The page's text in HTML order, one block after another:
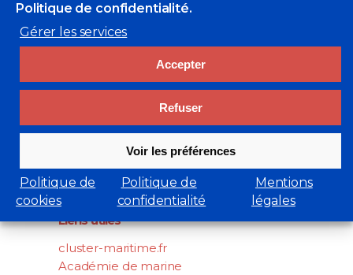
Politique de confidentialité.
Gérer les services
Accepter
Refuser
Voir les préférences
Politique de
cookies
Politique de
confidentialité
Mentions
légales
Search
Liens utiles
cluster-maritime.fr
Académie de marine